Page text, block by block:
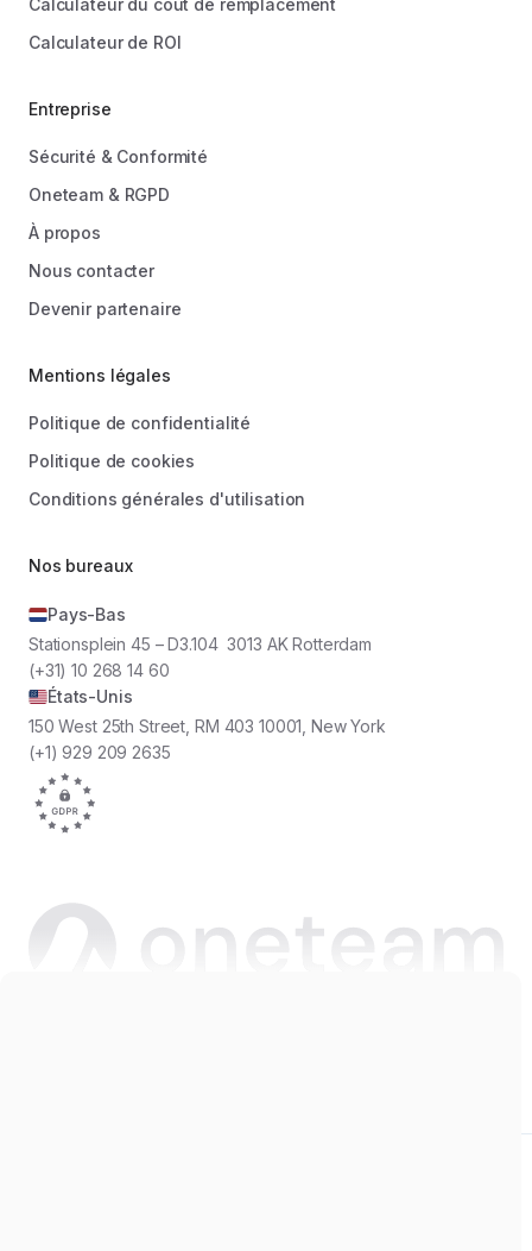
Calculateur du coût de remplacement
Calculateur de ROI
Entreprise
Sécurité & Conformité
Oneteam & RGPD
À propos
Nous contacter
Devenir partenaire
Mentions légales
Politique de confidentialité
Politique de cookies
Conditions générales d'utilisation
Nos bureaux
Pays-Bas
Stationsplein 45 – D3.104 3013 AK Rotterdam
(+31) 10 268 14 60
États-Unis
150 West 25th Street, RM 403 10001, New York
(+1) 929 209 2635